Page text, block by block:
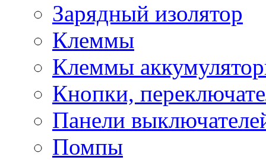
Зарядный изолятор
Клеммы
Клеммы
Кнопки,
Панели
Помпы